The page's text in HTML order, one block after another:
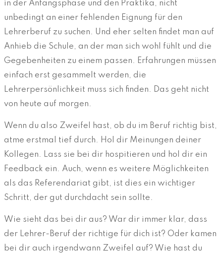
in der Anfangsphase und den Praktika, nicht
unbedingt an einer fehlenden Eignung für den
Lehrerberuf zu suchen. Und eher selten findet man auf
Anhieb die Schule, an der man sich wohl fühlt und die
Gegebenheiten zu einem passen. Erfahrungen müssen
einfach erst gesammelt werden, die
Lehrerpersönlichkeit muss sich finden. Das geht nicht
von heute auf morgen.
Wenn du also Zweifel hast, ob du im Beruf richtig bist,
atme erstmal tief durch. Hol dir Meinungen deiner
Kollegen. Lass sie bei dir hospitieren und hol dir ein
Feedback ein. Auch, wenn es weitere Möglichkeiten
als das Referendariat gibt, ist dies ein wichtiger
Schritt, der gut durchdacht sein sollte.
Wie sieht das bei dir aus? War dir immer klar, dass
der Lehrer-Beruf der richtige für dich ist? Oder kamen
bei dir auch irgendwann Zweifel auf? Wie hast du